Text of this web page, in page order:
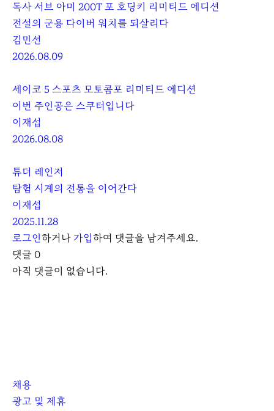
독사 서브 아미 200T 포 호딩키 리미티드 에디션
전설의 군용 다이버 워치를 되살리다
김민선
2026.08.09
세이코 5 스포츠 모토콤포 리미티드 에디션
이번 주인공은 스쿠터입니다
이재섭
2026.08.08
튜더 레인저
탐험 시계의 전통을 이어간다
이재섭
2025.11.28
로그인하거나가입하여 댓글을 남겨주세요.
댓글 0
아직 댓글이 없습니다.
채용
광고 및 제휴